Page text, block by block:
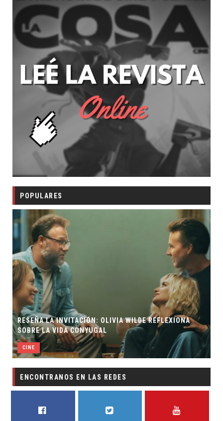
POPULARES
RESEÑA LA INVITACIÓN: OLIVIA WILDE REFLEXIONA
SOBRE LA VIDA CONYUGAL
CINE
ENCONTRANOS EN LAS REDES